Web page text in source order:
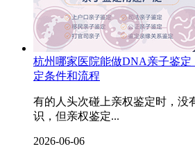
杭州哪家医院能做DNA亲子鉴
定条件和流程
有的人头次碰上亲权鉴定时，没
识，但亲权鉴定...
2026-06-06